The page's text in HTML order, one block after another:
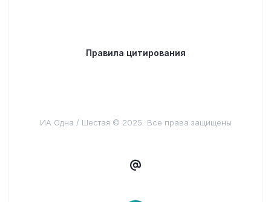
Правила цитирования
ИА Одна / Шестая © 2025. Все права защищены